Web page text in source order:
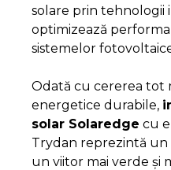
solare prin tehnologii
optimizează
sistemelor
Odată cu cererea tot
energetice durabile,
solar Solaredge cu
Trydan reprezintă un
un viitor mai verde și